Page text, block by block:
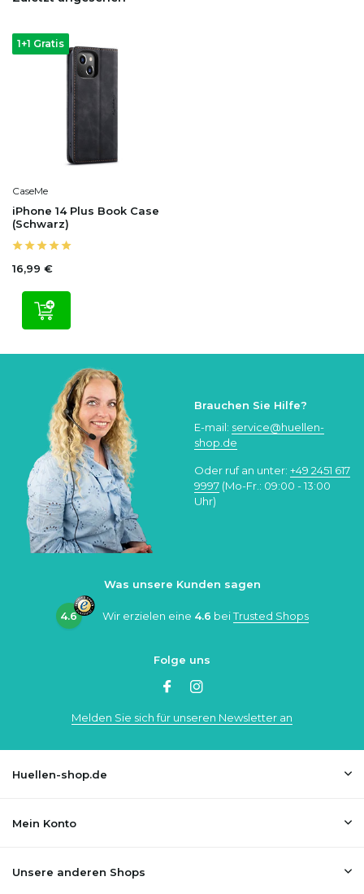
1+1 Gratis
CaseMe
iPhone 14 Plus Book Case
(Schwarz)
16,99 €
Brauchen Sie Hilfe?
E-mail: service@huellen-
shop.de
Oder ruf an unter: +49 2451 617
9997 (Mo-Fr.: 09:00 - 13:00
Uhr)
Was unsere Kunden sagen
4.6 Wir erzielen eine 4.6 beiTrusted Shops
Folge uns
Melden Sie sich für unseren Newsletter an
Huellen-shop.de
Mein Konto
Unsere anderen Shops